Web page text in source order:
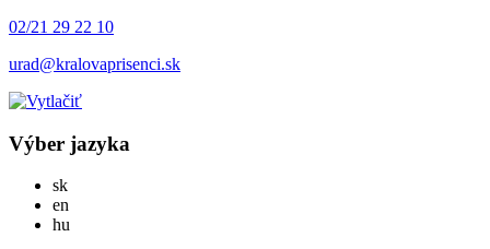
02/21 29 22 10
urad@kralovaprisenci.sk
Výber jazyka
skSlovensky
en
hu